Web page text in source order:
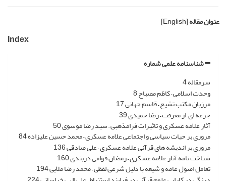
عنوان مقاله[English]
Index
شناسنامه علمی شماره
سرمقاله 4
وحدت اسلامی – کاظم مصباح 8
مرزبان مکتب تشیع – قاسم جهانی 17
جرعه ای از معرفت – رضا حمیدی 39
آثار علامه عسکری و تاثیرات فرامذهبی – سید رضا موسوی 50
مروری بر حیات سیاسی و اجتماعی علامه عسکری – محمد حسین علیزاده 84
مروری بر اندیشه های قرآنی علامه عسکری – علی صادقی 136
شناخت نامه آثار علامه عسکری – رمضان قوامی دربندی 160
تعامل اصول عامه و شیعه با دلیل شرعی لفظی – محمد رضا ملایی 194